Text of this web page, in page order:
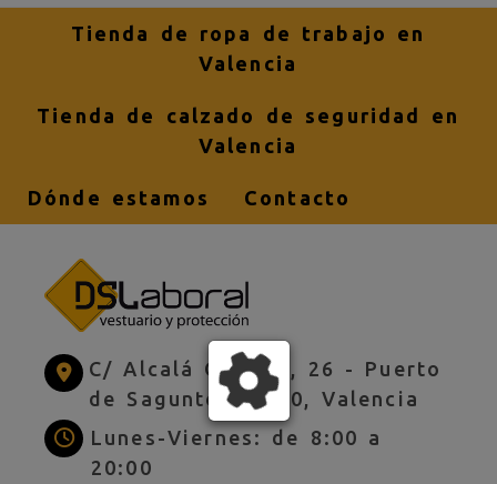
Tienda de ropa de trabajo en
Valencia
Tienda de calzado de seguridad en
Valencia
Dónde estamos Contacto
C/ Alcalá Galiano, 26 - Puerto
de Sagunto, 46520, Valencia
Lunes-Viernes: de 8:00 a
20:00